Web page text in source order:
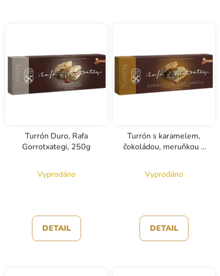
Turrón Duro, Rafa
Gorrotxategi, 250g
Vyprodáno
DETAIL
Turrón s karamelem,
čokoládou, meruňkou a
Gorrotxategi, 250g
Vyprodáno
DETAIL